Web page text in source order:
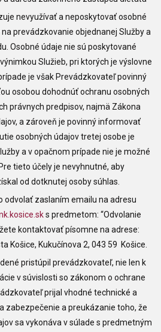
nevyužívať a neposkytovať osobné
prevádzkovanie objednanej Služby a
Osobné údaje nie sú poskytované
Služieb, pri ktorých je výslovne
je však Prevádzkovateľ povinný
osobou dohodnúť ochranu osobných
právnych predpisov, najmä Zákona
a zároveň je povinný informovať
osobných údajov tretej osobe je
a v opačnom prípade nie je možné
tieto účely je nevyhnutné, aby
od dotknutej osoby súhlas.
odvolať zaslaním emailu na adresu
s predmetom: “Odvolanie
kontaktovať písomne na adrese:
Košice, Kukučínova 2, 043 59 Košice.
pristúpil prevádzkovateľ, nie len k
v súvislosti so zákonom o ochrane
prijal vhodné technické a
zabezpečenie a preukázanie toho, že
sa vykonáva v súlade s predmetným